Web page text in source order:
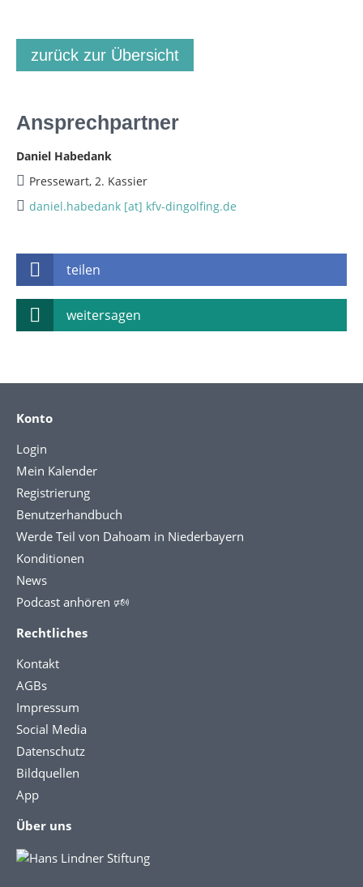
zurück zur Übersicht
Ansprechpartner
Daniel Habedank
Pressewart, 2. Kassier
daniel.habedank [at] kfv-dingolfing.de
teilen
weitersagen
Konto
Login
Mein Kalender
Registrierung
Benutzerhandbuch
Werde Teil von Dahoam in Niederbayern
Konditionen
News
Podcast anhören 🕬
Rechtliches
Kontakt
AGBs
Impressum
Social Media
Datenschutz
Bildquellen
App
Über uns